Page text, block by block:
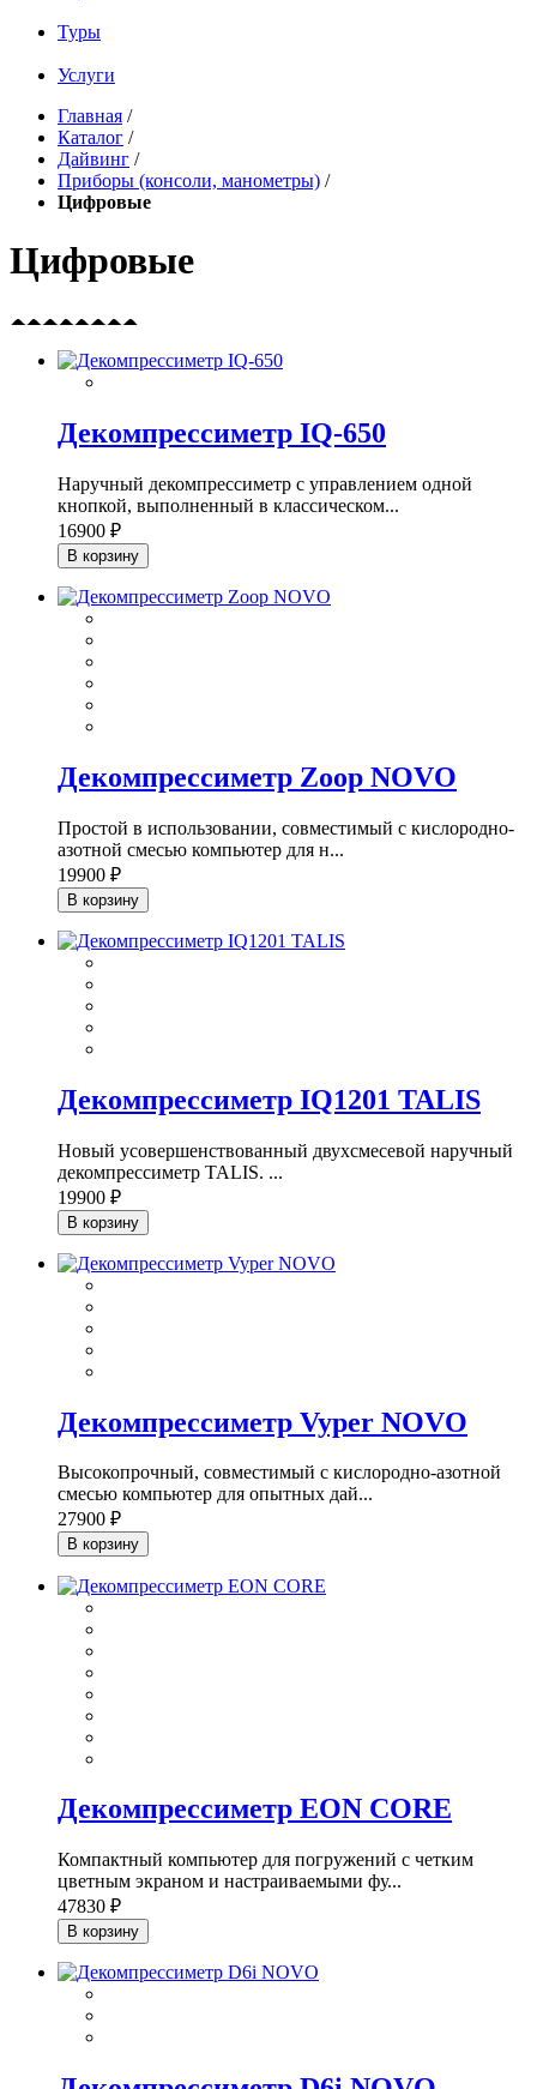
Туры
Услуги
Главная /
Каталог /
Дайвинг /
Приборы (консоли, манометры) /
Цифровые
Цифровые
Декомпрессиметр IQ-650
Наручный декомпрессиметр с управлением одной
кнопкой, выполненный в классическом...
16900 ₽
В корзину
Декомпрессиметр Zoop NOVO
Простой в использовании, совместимый с кислородно-
азотной смесью компьютер для н...
19900 ₽
В корзину
Декомпрессиметр IQ1201 TALIS
Новый усовершенствованный двухсмесевой наручный
декомпрессиметр TALIS. ...
19900 ₽
В корзину
Декомпрессиметр Vyper NOVO
Высокопрочный, совместимый с кислородно-азотной
смесью компьютер для опытных дай...
27900 ₽
В корзину
Декомпрессиметр EON CORE
Компактный компьютер для погружений с четким
цветным экраном и настраиваемыми фу...
47830 ₽
В корзину